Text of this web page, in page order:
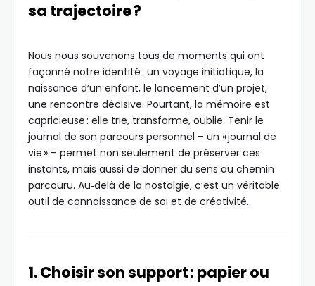
sa trajectoire ?
Nous nous souvenons tous de moments qui ont
façonné notre identité : un voyage initiatique, la
naissance d’un enfant, le lancement d’un projet,
une rencontre décisive. Pourtant, la mémoire est
capricieuse : elle trie, transforme, oublie. Tenir le
journal de son parcours personnel – un « journal de
vie » – permet non seulement de préserver ces
instants, mais aussi de donner du sens au chemin
parcouru. Au‑delà de la nostalgie, c’est un véritable
outil de connaissance de soi et de créativité.
1. Choisir son support : papier ou